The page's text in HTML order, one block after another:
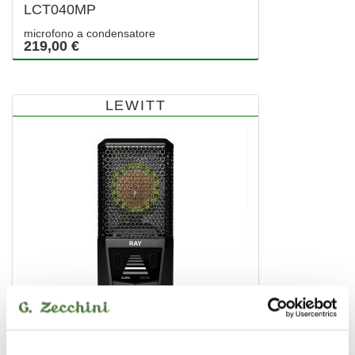
LCT040MP
microfono a condensatore
219,00 €
LEWITT